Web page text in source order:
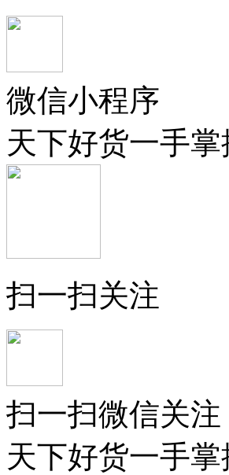
微信小程序
天下好货一手掌
扫一扫关注
扫一扫微信关注
天下好货一手掌